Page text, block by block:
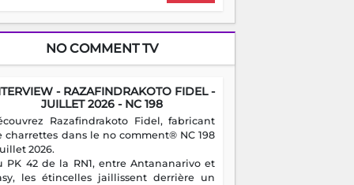
NO COMMENT TV
- RAZAFINDRAKOTO FIDEL -
JUILLET 2026 - NC 198
Razafindrakoto Fidel, fabricant
charrettes dans le no comment® NC 198
2026.
PK 42 de la RN1, entre Antananarivo et
les étincelles jaillissent derrière un